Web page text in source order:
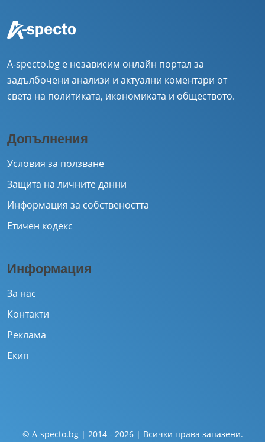
A-specto.bg е независим онлайн портал за
задълбочени анализи и актуални коментари от
света на политиката, икономиката и обществото.
Допълнения
Условия за ползване
Защита на личните данни
Информация за собствеността
Етичен кодекс
Информация
За нас
Контакти
Реклама
Екип
© A-specto.bg | 2014 - 2026 | Всички права запазени.